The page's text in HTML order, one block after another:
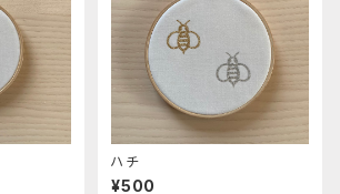
ハチ
¥500